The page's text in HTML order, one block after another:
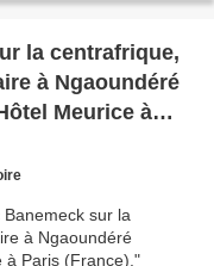
la centrafrique,
à Ngaoundéré
Meurice à